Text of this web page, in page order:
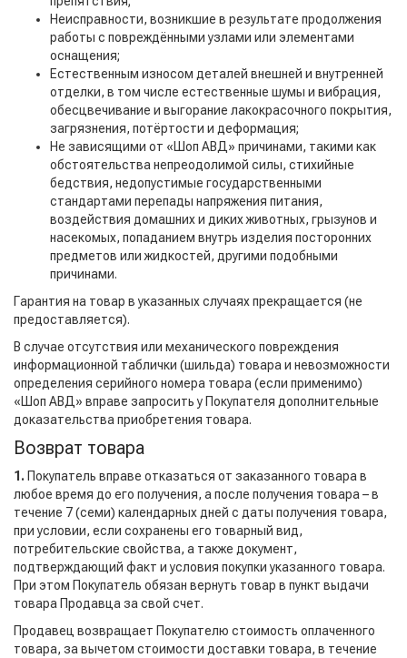
Неисправности, возникшие в результате продолжения
работы с повреждёнными узлами или элементами
оснащения;
Естественным износом деталей внешней и внутренней
отделки, в том числе естественные шумы и вибрация,
обесцвечивание и выгорание лакокрасочного покрытия,
загрязнения, потёртости и деформация;
Не зависящими от «Шоп АВД» причинами, такими как
обстоятельства непреодолимой силы, стихийные
бедствия, недопустимые государственными
стандартами перепады напряжения питания,
воздействия домашних и диких животных, грызунов и
насекомых, попаданием внутрь изделия посторонних
предметов или жидкостей, другими подобными
причинами.
Гарантия на товар в указанных случаях прекращается (не
предоставляется).
В случае отсутствия или механического повреждения
информационной таблички (шильда) товара и невозможности
определения серийного номера товара (если применимо)
«Шоп АВД» вправе запросить у Покупателя дополнительные
доказательства приобретения товара.
Возврат товара
1. Покупатель вправе отказаться от заказанного товара в
любое время до его получения, а после получения товара – в
течение 7 (семи) календарных дней с даты получения товара,
при условии, если сохранены его товарный вид,
потребительские свойства, а также документ,
подтверждающий факт и условия покупки указанного товара.
При этом Покупатель обязан вернуть товар в пункт выдачи
товара Продавца за свой счет.
Продавец возвращает Покупателю стоимость оплаченного
товара, за вычетом стоимости доставки товара, в течение